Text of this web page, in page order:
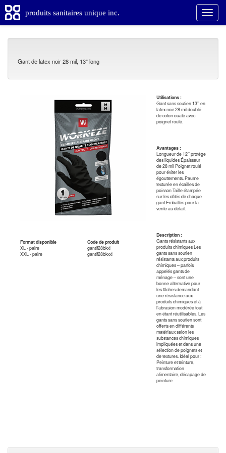
produits sanitaires unique inc.
Gant de latex noir 28 mil, 13" long
Format disponible
Code de produit
XL - paire
gantlf28bkxl
XXL - paire
gantlf28bkxxl
Utilisations :
Gant sans soutien 13’’ en
latex noir 28 mil doublé
de coton ouaté avec
poignet roulé.
Avantages :
Longueur de 12’’ protège
des liquides Épaisseur
de 28 mil Poignet roulé
pour éviter les
égouttements. Paume
texturée en écailles de
poisson Taille étampée
sur les côtés de chaque
gant Emballés pour la
vente au détail.
Description :
Gants résistants aux
produits chimiques Les
gants sans soutien
résistants aux produits
chimiques – parfois
appelés gants de
ménage – sont une
bonne alternative pour
les tâches demandant
une résistance aux
produits chimiques et à
l’abrasion modérée tout
en étant réutilisables. Les
gants sans soutien sont
offerts en différents
matériaux selon les
substances chimiques
impliquées et dans une
sélection de poignets et
de textures. Idéal pour :
Peinture et teinture,
transformation
alimentaire, décapage de
peinture